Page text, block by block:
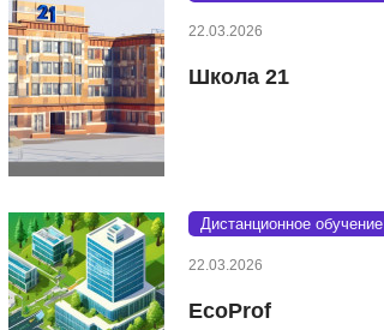
22.03.2026
Школа 21
Дистанционное обучение
22.03.2026
EcoProf